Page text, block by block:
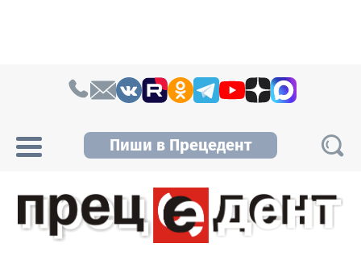
Пиши в Прецедент